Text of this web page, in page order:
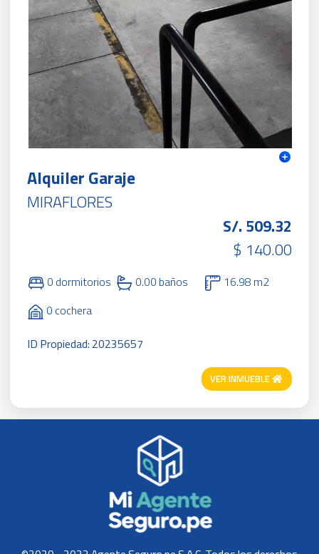
Alquiler Garaje
MIRAFLORES
S/. 509.32
$ 140.00
0 dormitorios 0.00 baños
16.98 m2
0 cochera
ID Propiedad: 20235657
VER INMUEBLE